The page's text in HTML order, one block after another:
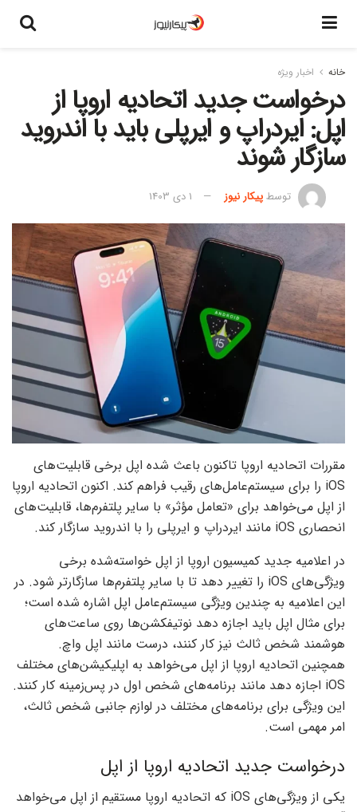
خانه اخبار ویژه
درخواست جدید اتحادیه اروپا از
اپل: ایردراپ و ایرپلی باید با اندروید
سازگار شوند
توسطپیکار نیوز 1 دی 1403
مقررات اتحادیه اروپا تاکنون باعث شده اپل برخی قابلیت‌های
iOS را برای سیستم‌‌عامل‌های رقیب فراهم کند. اکنون اتحادیه اروپا
از اپل می‌خواهد برای «تعامل مؤثر» با سایر پلتفرم‌ها، قابلیت‌های
انحصاری iOS مانند ایردراپ و ایرپلی را با اندروید سازگار کند.
در اعلامیه جدید کمیسیون اروپا از اپل خواسته‌شده برخی
ویژگی‌های iOS را تغییر دهد تا با سایر پلتفرم‌ها سازگارتر شود. در
این اعلامیه به چندین ویژگی سیستم‌عامل اپل اشاره شده است؛
برای مثال اپل باید اجازه دهد نوتیفکشن‌ها روی ساعت‌های
هوشمند شخص ثالث نیز کار کنند، درست مانند اپل واچ.
همچنین اتحادیه اروپا از اپل می‌خواهد به اپلیکیشن‌های مختلف
iOS اجازه دهد مانند برنامه‌های شخص اول در پس‌زمینه کار کنند.
این ویژگی برای برنامه‌های مختلف در لوازم جانبی شخص ثالث،
امر مهمی است.
درخواست جدید اتحادیه اروپا از اپل
یکی از ویژگی‌های iOS که اتحادیه اروپا مستقیم از اپل می‌خواهد